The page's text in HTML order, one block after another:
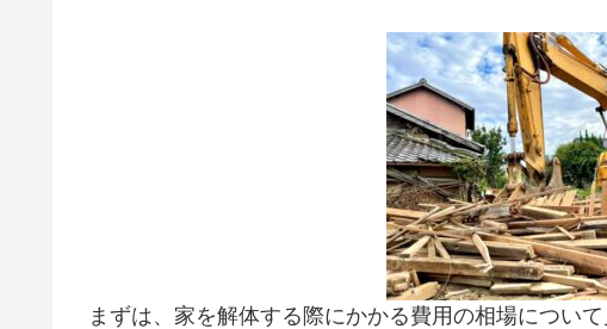
まずは、家を解体する際にかかる費用の相場について